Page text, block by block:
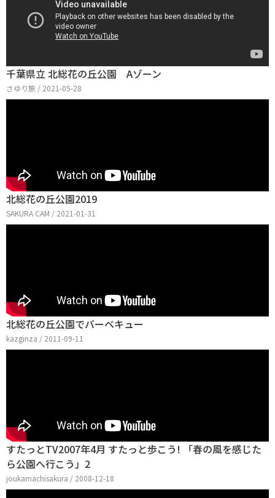
千葉県立 北総花の丘公園 Aゾーン
さゆり旅 / 2021-05-28
北総花の丘公園2019
SAKURA CAM / 2021-01-31
北総花の丘公園でバーベキュー
kazginza / 2011-09-11
すたっとTV2007年4月 すたっと歩こう! 「春の風を感じた
ら公園へ行こう」2
joukamachisakura / 2008-12-18